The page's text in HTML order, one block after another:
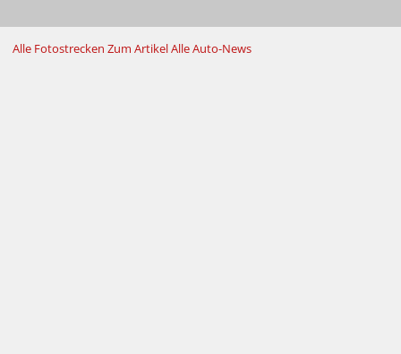
Alle Fotostrecken Zum ArtikelAlle Auto-News